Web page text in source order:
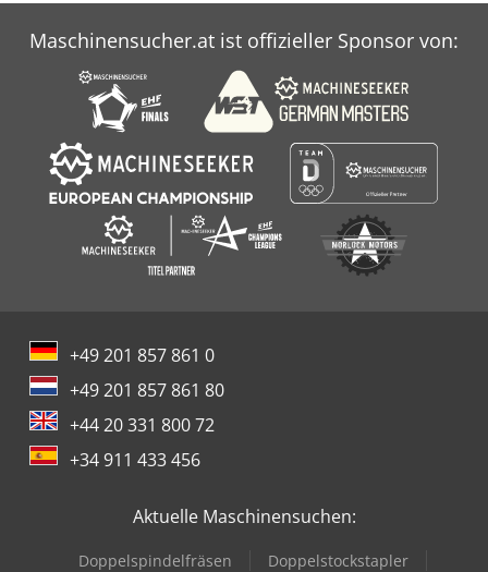
Maschinensucher.at ist offizieller Sponsor von:
+49 201 857 861 0
+49 201 857 861 80
+44 20 331 800 72
+34 911 433 456
Aktuelle Maschinensuchen:
Doppelspindelfräsen
Doppelstockstapler